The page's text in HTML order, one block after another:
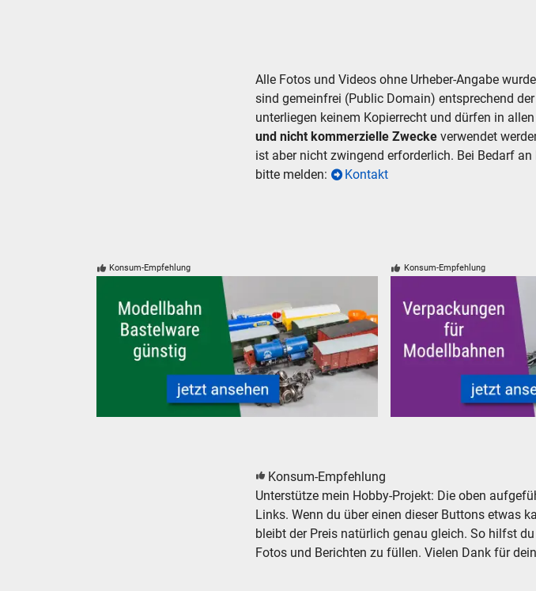
Alle Fotos und Videos ohne Urheber-Angabe
sind gemeinfrei (Public Domain) entsprechend
unterliegen keinem Kopierrecht und dürfen in
und nicht kommerzielle Zweckeverwendet
ist aber nicht zwingend erforderlich. Bei Bedarf
bitte melden:
Kontakt
Konsum-Empfehlung Konsum-Empfehlung
Konsum-Empfehlung
Unterstütze mein Hobby-Projekt: Die oben
Links. Wenn du über einen dieser Buttons etwas
bleibt der Preis natürlich genau gleich. So hilfst
Fotos und Berichten zu füllen. Vielen Dank für